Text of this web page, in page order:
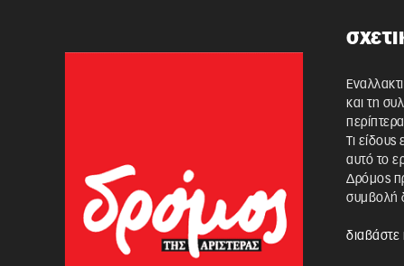
και τη
Τι
αυτό το
Δρόμος
συμβολή
διαβάστε